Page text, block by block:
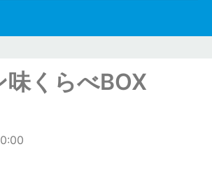
くらべBOX